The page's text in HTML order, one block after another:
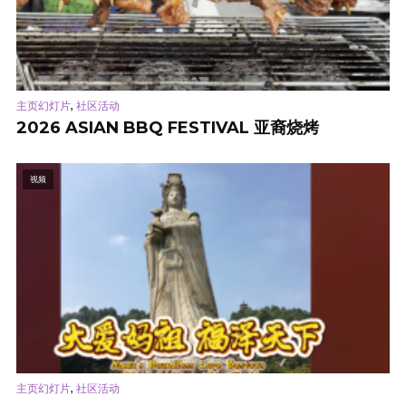
主页幻灯片, 社区活动
2026 ASIAN BBQ FESTIVAL 亚裔烧烤
视频
主页幻灯片, 社区活动